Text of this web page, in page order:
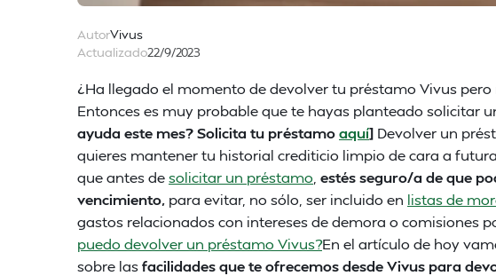
AutorVivus
Actualizado22/9/2023
¿Ha llegado el momento de devolver tu préstamo Vivus
Entonces es muy probable que te hayas planteado solicitar
ayuda este mes? Solicita tu préstamoaquí] Devolver un
quieres mantener tu historial crediticio limpio de cara a
que antes desolicitar un préstamo estés seguro/a de que
vencimiento, para evitar, no sólo, ser incluido en listas de
gastos relacionados con intereses de demora o comisiones
puedo devolver un préstamo Vivus?En el artículo de hoy
sobre lasfacilidades que te ofrecemos desde Vivus para